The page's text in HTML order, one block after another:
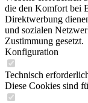
die den Komfort bei
Direktwerbung
und sozialen
Zustimmung gesetzt.
Konfiguration
Technisch
Diese Cookies sind